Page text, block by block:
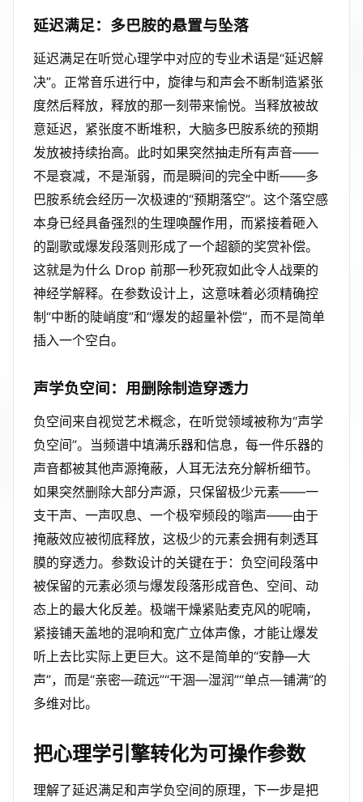
延迟满足：多巴胺的悬置与坠落
延迟满足在听觉心理学中对应的专业术语是“延迟解
决”。正常音乐进行中，旋律与和声会不断制造紧张
度然后释放，释放的那一刻带来愉悦。当释放被故
意延迟，紧张度不断堆积，大脑多巴胺系统的预期
发放被持续抬高。此时如果突然抽走所有声音——
不是衰减，不是渐弱，而是瞬间的完全中断——多
巴胺系统会经历一次极速的“预期落空”。这个落空感
本身已经具备强烈的生理唤醒作用，而紧接着砸入
的副歌或爆发段落则形成了一个超额的奖赏补偿。
这就是为什么 Drop 前那一秒死寂如此令人战栗的
神经学解释。在参数设计上，这意味着必须精确控
制“中断的陡峭度”和“爆发的超量补偿”，而不是简单
插入一个空白。
声学负空间：用删除制造穿透力
负空间来自视觉艺术概念，在听觉领域被称为“声学
负空间”。当频谱中填满乐器和信息，每一件乐器的
声音都被其他声源掩蔽，人耳无法充分解析细节。
如果突然删除大部分声源，只保留极少元素——一
支干声、一声叹息、一个极窄频段的嗡声——由于
掩蔽效应被彻底释放，这极少的元素会拥有刺透耳
膜的穿透力。参数设计的关键在于：负空间段落中
被保留的元素必须与爆发段落形成音色、空间、动
态上的最大化反差。极端干燥紧贴麦克风的呢喃，
紧接铺天盖地的混响和宽广立体声像，才能让爆发
听上去比实际上更巨大。这不是简单的“安静—大
声”，而是“亲密—疏远”“干涸—湿润”“单点—铺满”的
多维对比。
把心理学引擎转化为可操作参数
理解了延迟满足和声学负空间的原理，下一步是把